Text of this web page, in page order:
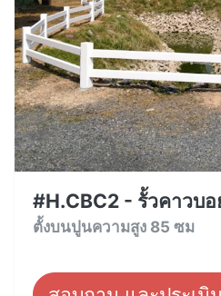
#H.CBC2 - รั้วคาวบอ
ตั้งบนปูนความสูง 85 ซม